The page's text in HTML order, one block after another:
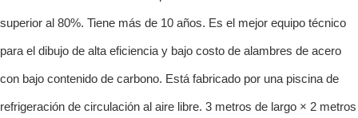
superior al 80%. Tiene más de 10 años. Es el mejor equipo técnico
para el dibujo de alta eficiencia y bajo costo de alambres de acero
con bajo contenido de carbono. Está fabricado por una piscina de
refrigeración de circulación al aire libre. 3 metros de largo × 2 metros